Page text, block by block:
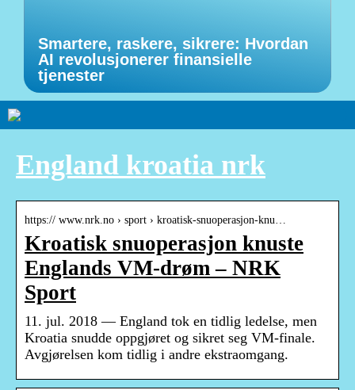
Smartere, raskere, sikrere: Hvordan
AI revolusjonerer finansielle
tjenester
England kroatia nrk
https:// www.nrk.no › sport › kroatisk-snuoperasjon-knu…
Kroatisk snuoperasjon knuste
Englands VM-drøm – NRK
Sport
11. jul. 2018 — England tok en tidlig ledelse, men
Kroatia snudde oppgjøret og sikret seg VM-finale.
Avgjørelsen kom tidlig i andre ekstraomgang.